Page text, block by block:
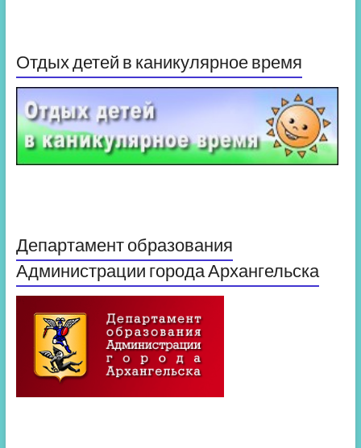
Отдых детей в каникулярное время
Департамент образования
Администрации города Архангельска